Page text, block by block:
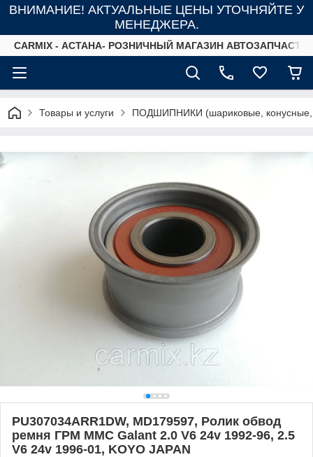
ВНИМАНИЕ! АКТУАЛЬНЫЕ ЦЕНЫ УТОЧНЯЙТЕ У
МЕНЕДЖЕРА.
СARMIX - АСТАНА- РОЗНИЧНЫЙ МАГАЗИН
Товары и услуги ПОДШИПНИКИ (шариковые, конусные,
PU307034ARR1DW, MD179597, Ролик обвод
ремня ГРМ MMC Galant 2.0 V6 24v 1992-96, 2.5
V6 24v 1996-01, KOYO JAPAN